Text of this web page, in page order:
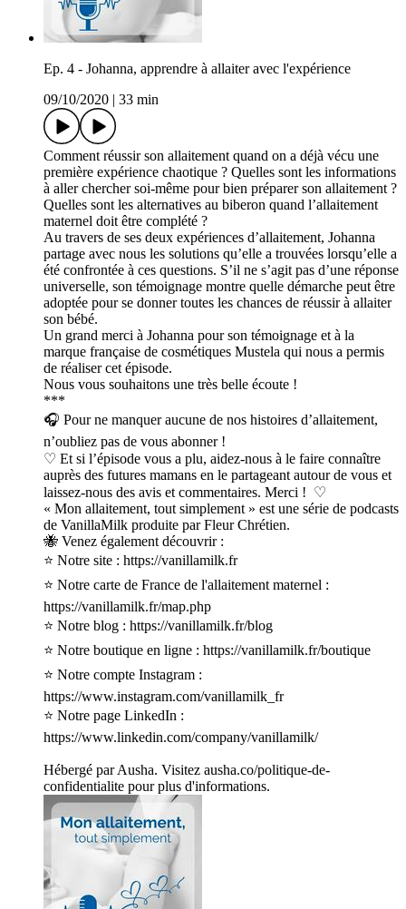
Ep. 4 - Johanna, apprendre à allaiter avec l'expérience
09/10/2020
33 min
Comment réussir son allaitement quand on a déjà vécu une
première expérience chaotique ? Quelles sont les informations
à aller chercher soi-même pour bien préparer son allaitement ?
Quelles sont les alternatives au biberon quand l’allaitement
maternel doit être complété ?
Au travers de ses deux expériences d’allaitement, Johanna
partage avec nous les solutions qu’elle a trouvées lorsqu’elle a
été confrontée à ces questions. S’il ne s’agit pas d’une réponse
universelle, son témoignage montre quelle démarche peut être
adoptée pour se donner toutes les chances de réussir à allaiter
son bébé.
Un grand merci à Johanna pour son témoignage et à la
marque française de cosmétiques Mustela qui nous a permis
de réaliser cet épisode.
Nous vous souhaitons une très belle écoute !
***
🎧 Pour ne manquer aucune de nos histoires d’allaitement,
n’oubliez pas de vous abonner !
♡ Et si l’épisode vous a plu, aidez-nous à le faire connaître
auprès des futures mamans en le partageant autour de vous et
laissez-nous des avis et commentaires. Merci ! ♡
« Mon allaitement, tout simplement » est une série de podcasts
de VanillaMilk produite par Fleur Chrétien.
🐝 Venez également découvrir :
⭐ Notre site : https://vanillamilk.fr
⭐ Notre carte de France de l'allaitement maternel :
https://vanillamilk.fr/map.php
⭐ Notre blog : https://vanillamilk.fr/blog
⭐ Notre boutique en ligne : https://vanillamilk.fr/boutique
⭐ Notre compte Instagram :
https://www.instagram.com/vanillamilk_fr
⭐ Notre page LinkedIn :
https://www.linkedin.com/company/vanillamilk/
Hébergé par Ausha. Visitez ausha.co/politique-de-
confidentialite pour plus d'informations.